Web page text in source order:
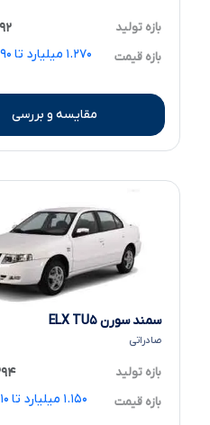
بازه تولید ۱۳۹۲
بازه قیمت
مقایسه و بررسی
سمند سورن ELX TU۵
صادراتی
بازه تولید ۱۳۹۴
بازه قیمت